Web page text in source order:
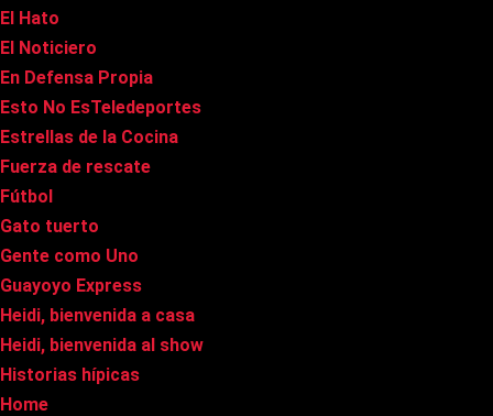
El Hato
El Noticiero
En Defensa Propia
Esto No EsTeledeportes
Estrellas de la Cocina
Fuerza de rescate
Fútbol
Gato tuerto
Gente como Uno
Guayoyo Express
Heidi, bienvenida a casa
Heidi, bienvenida al show
Historias hípicas
Home